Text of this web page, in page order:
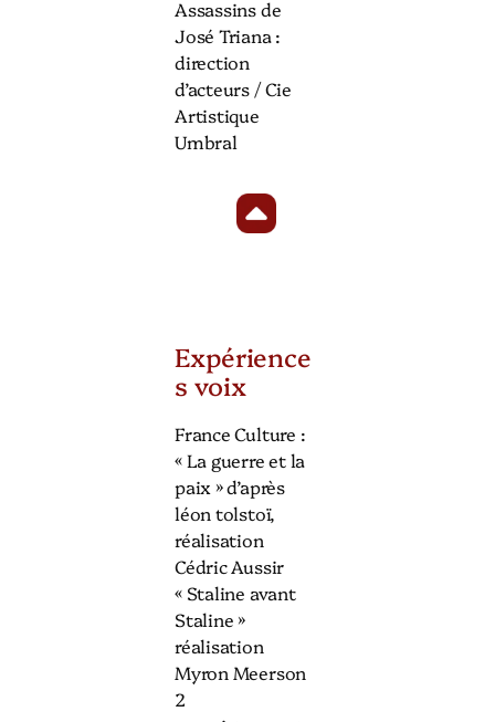
Assassins de
José Triana :
direction
d’acteurs / Cie
Artistique
Umbral
Expérience
s voix
France Culture :
« La guerre et la
paix » d’après
léon tolstoï,
réalisation
Cédric Aussir
« Staline avant
Staline »
réalisation
Myron Meerson
2